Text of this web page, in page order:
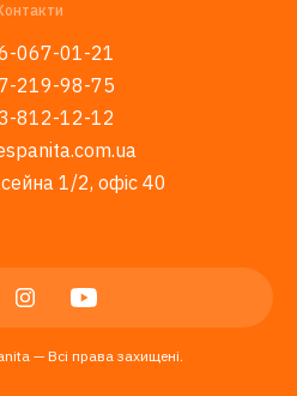
067-01-21
219-98-75
812-12-12
1/2, офіс 40
— Всі права захищені.